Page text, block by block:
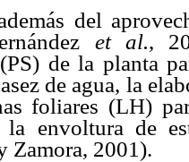
del
et al.,
de la planta
de agua, la
foliares (LH)
la envoltura de
Zamora, 2001).